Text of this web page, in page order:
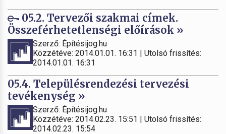
05.2. Tervezői szakmai címek.
Összeférhetetlenségi előírások »
Szerző: Építésijog.hu
Közzétéve: 2014.01.01. 16:31 | Utolsó frissítés:
2014.01.01. 16:31
05.4. Településrendezési tervezési
tevékenység »
Szerző: Építésijog.hu
Közzétéve: 2014.02.23. 15:51 | Utolsó frissítés:
2014.02.23. 15:54